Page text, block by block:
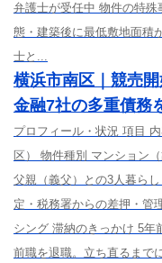
弁護士が受任中 物件の特
態・建築後に最低敷地面積
士と...
横浜市南区｜競売
金融7社の多重債務
プロフィール・状況 項目
区） 物件種別 マンション
父親（義父）との3人暮ら
定・税務署からの差押・管
シング 滞納のきっかけ 5年
前職を退職。立ち直るまで